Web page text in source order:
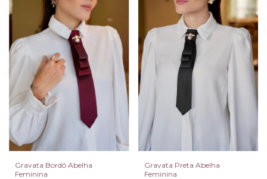
Gravata Bordô Abelha
Feminina
Gravata Preta Abelha
Feminina